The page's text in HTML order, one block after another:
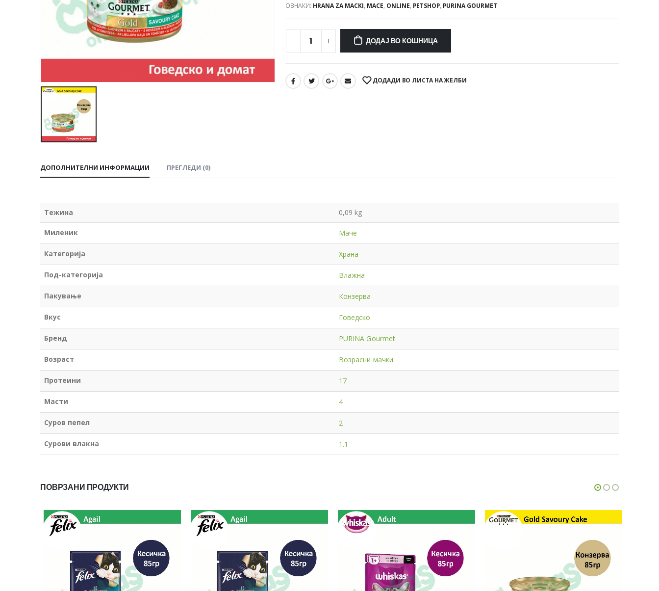
ОЗНАКИ: HRANA ZA MACKI, MACE, ONLINE, PETSHOP, PURINA GOURMET
ДОДАЈ ВО КОШНИЦА
ДОДАДИ ВО ЛИСТА НА ЖЕЛБИ
ДОПОЛНИТЕЛНИ ИНФОРМАЦИИ ПРЕГЛЕДИ (0)
Тежина 0,09 kg
Миленик Маче
Категорија Храна
Под-категорија Влажна
Пакување Конзерва
Вкус Говедско
Бренд PURINA Gourmet
Возраст Возрасни мачки
Протеини 17
Масти 4
Суров пепел 2
Сурови влакна 1.1
ПОВРЗАНИ ПРОДУКТИ